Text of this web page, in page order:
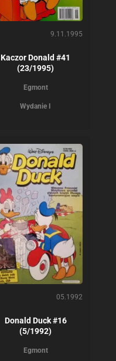
9.11.1995
Kaczor Donald #41
(23/1995)
Egmont
Wydanie I
05.1992
Donald Duck #16
(5/1992)
Egmont